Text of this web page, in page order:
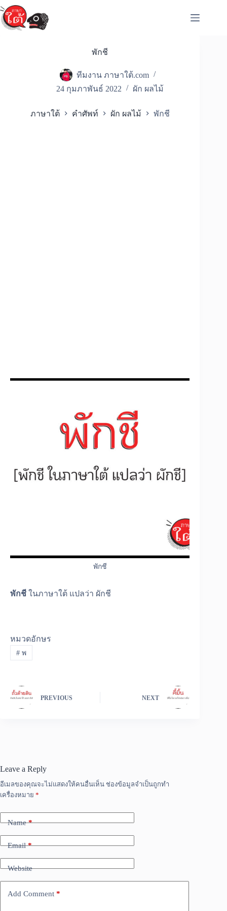
Skip
to
content
พักชี
ทีมงาน ภาษาใต้.com
24 กุมภาพันธ์ 2022
ผัก ผลไม้
ภาษาใต้ คำศัพท์ ผัก ผลไม้ พักชี
พักชี
พักชี ในภาษาใต้ แปลว่า ผักชี
หมวดอักษร
#พ
PREVIOUS NEXT
Leave a Reply
อีเมลของคุณจะไม่แสดงให้คนอื่นเห็น ช่องข้อมูลจำเป็นถูกทำ
เครื่องหมาย *
Name*
Email*
Website
Add Comment *